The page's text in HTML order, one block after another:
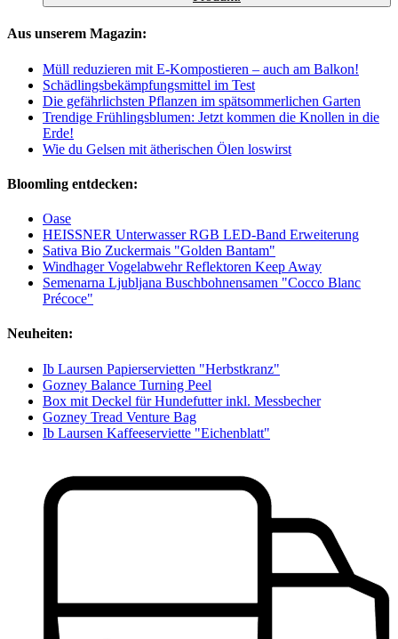
Aus unserem Magazin:
Müll reduzieren mit E-Kompostieren – auch am Balkon!
Schädlingsbekämpfungsmittel im Test
Die gefährlichsten Pflanzen im spätsommerlichen Garten
Trendige Frühlingsblumen: Jetzt kommen die Knollen in die
Erde!
Wie du Gelsen mit ätherischen Ölen loswirst
Bloomling entdecken:
Oase
HEISSNER Unterwasser RGB LED-Band Erweiterung
Sativa Bio Zuckermais "Golden Bantam"
Windhager Vogelabwehr Reflektoren Keep Away
Semenarna Ljubljana Buschbohnensamen "Cocco Blanc
Précoce"
Neuheiten:
Ib Laursen Papierservietten "Herbstkranz"
Gozney Balance Turning Peel
Box mit Deckel für Hundefutter inkl. Messbecher
Gozney Tread Venture Bag
Ib Laursen Kaffeeserviette "Eichenblatt"